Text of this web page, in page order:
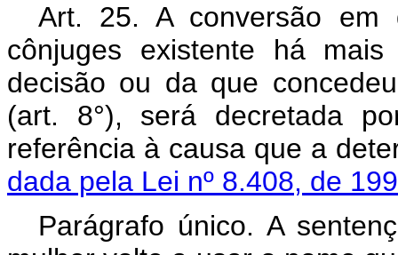
Art. 25. A conversão em
cônjuges existente há
decisão ou da que
(art. 8°), será decretada
referência à causa
dada pela Lei nº 8.408, de
Parágrafo único. A